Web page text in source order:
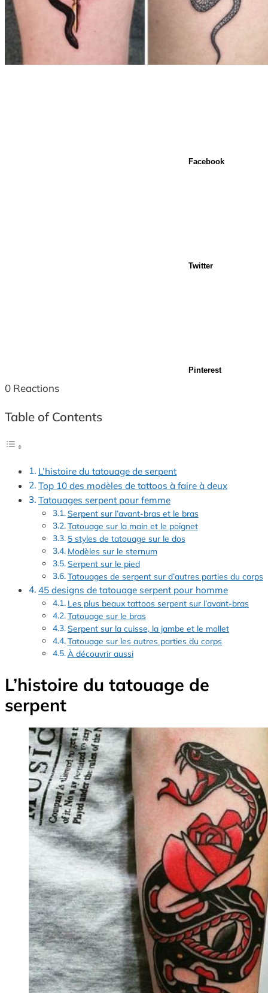
Facebook
Twitter
Pinterest
0 Reactions
Table of Contents
L’histoire du tatouage de serpent
Top 10 des modèles de tattoos à faire à deux
Tatouages serpent pour femme
Serpent sur l’avant-bras et le bras
Tatouage sur la main et le poignet
5 styles de tatouage sur le dos
Modèles sur le sternum
Serpent sur le pied
Tatouages de serpent sur d’autres parties du corps
45 designs de tatouage serpent pour homme
Les plus beaux tattoos serpent sur l’avant-bras
Tatouage sur le bras
Serpent sur la cuisse, la jambe et le mollet
Tatouage sur les autres parties du corps
À découvrir aussi
L’histoire du tatouage de
serpent